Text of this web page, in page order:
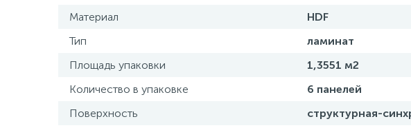
Материал
HDF
Тип
ламинат
Площадь упаковки
1,3551 м2
Количество в упаковке
6 панелей
Поверхность
структурная-